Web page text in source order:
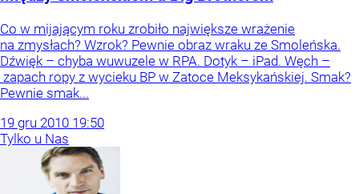
Co w mijającym roku zrobiło największe wrażenie
na zmysłach? Wzrok? Pewnie obraz wraku ze Smoleńska.
Dźwięk – chyba wuwuzele w RPA. Dotyk – iPad. Węch –
zapach ropy z wycieku BP w Zatoce Meksykańskiej. Smak?
Pewnie smak...
19 gru 2010 19:50
Tylko u Nas